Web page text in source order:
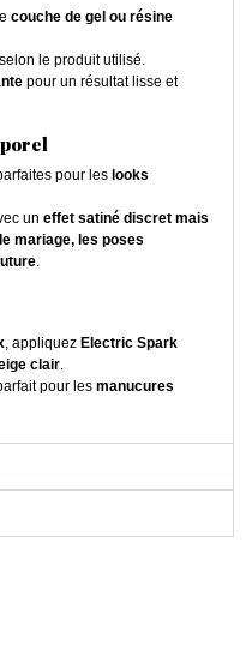
couche de gel ou résine
selon le produit utilisé.
pour un résultat lisse et
pour les looks
un effet satiné discret mais
mariage, les poses
.
, appliquez Electric Spark
clair.
pour les manucures